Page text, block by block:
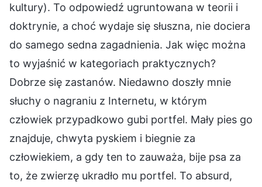
kultury). To odpowiedź ugruntowana w teorii i
doktrynie, a choć wydaje się słuszna, nie dociera
do samego sedna zagadnienia. Jak więc można
to wyjaśnić w kategoriach praktycznych?
Dobrze się zastanów. Niedawno doszły mnie
słuchy o nagraniu z Internetu, w którym
człowiek przypadkowo gubi portfel. Mały pies go
znajduje, chwyta pyskiem i biegnie za
człowiekiem, a gdy ten to zauważa, bije psa za
to, że zwierzę ukradło mu portfel. To absurd,